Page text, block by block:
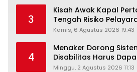
3
Kisah Awak Kapal
Tengah Risiko
Kamis, 6 Agustus 2026 19:43
4
Menaker Dorong
Disabilitas Harus
Setara
Minggu, 2 Agustus 2026 11:13